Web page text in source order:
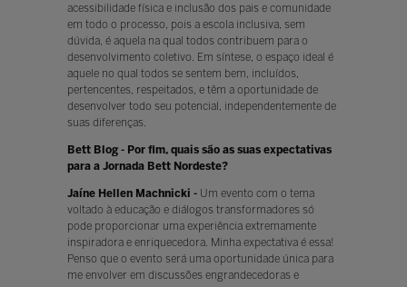
acessibilidade física e inclusão dos pais e comunidade
em todo o processo, pois a escola inclusiva, sem
dúvida, é aquela na qual todos contribuem para o
desenvolvimento coletivo. Em síntese, o espaço ideal é
aquele no qual todos se sentem bem, incluídos,
pertencentes, respeitados, e têm a oportunidade de
desenvolver todo seu potencial, independentemente de
suas diferenças.
Bett Blog - Por fim, quais são as suas expectativas
para a Jornada Bett Nordeste?
Jaíne Hellen Machnicki -Um evento com o tema
voltado à educação e diálogos transformadores só
pode proporcionar uma experiência extremamente
inspiradora e enriquecedora. Minha expectativa é essa!
Penso que o evento será uma oportunidade única para
me envolver em discussões engrandecedoras e